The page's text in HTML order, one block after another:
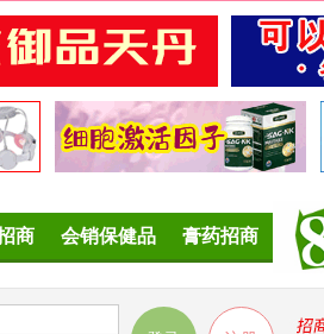
商 会销保健品 膏药招商